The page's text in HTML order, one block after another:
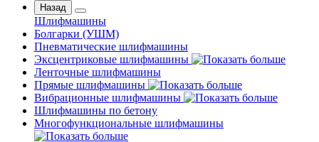
Назад
Шлифмашины
Бoлгаpки (УШM)
Пневматические шлифмашины
Эксцентриковые шлифмашины
Ленточные шлифмашины
Прямые шлифмашины
Вибрационные шлифмашины
Шлифмашины по бетону
Многофункциональные шлифмашины